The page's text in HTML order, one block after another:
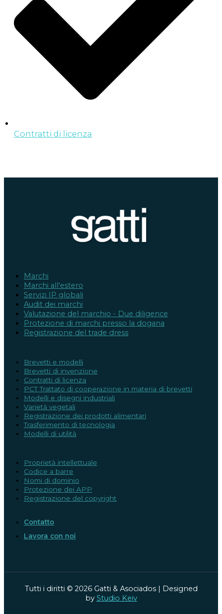
Contratti di licenza
Marchi
Marchi all'estero
Servizi IP globali
Audit dei marchi
Valutazione del marchio - Due diligence
Protezione di marchi presso la dogana
Registrazione del trade dress
Brevetti e modelli
Brevetti di invenzione
Contratti di licenza
PCT Trattato di cooperazione in materia di brevetti
Modelli e disegni industriali
Varietà vegetali
Registrazione dei prodotti alimentari
Trasferimento di tecnologia
Modelli di utilità
Proprietà intellettuale
Codice a barre
Nomi di dominio
Protezione dei APP
Registrazione del copyright
Contatto
Lavora con noi
Tutti i diritti © 2026 Gatti & Asociados | Designed
by Studio Keiv